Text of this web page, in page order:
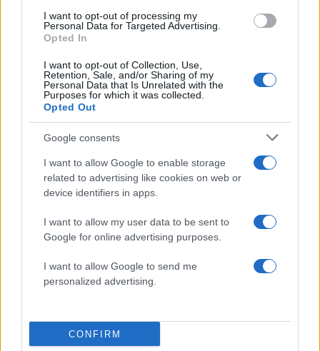
I want to opt-out of processing my
Personal Data for Targeted Advertising.
Opted In
I want to opt-out of Collection, Use,
Retention, Sale, and/or Sharing of my
Personal Data that Is Unrelated with the
Purposes for which it was collected.
Opted Out
Google consents
I want to allow Google to enable storage
related to advertising like cookies on web or
device identifiers in apps.
I want to allow my user data to be sent to
Google for online advertising purposes.
I want to allow Google to send me
personalized advertising.
CONFIRM
ΑΛΕΞΗΣ ΤΣΙΠΡΑΣ
ΠΑΝΟΣ ΣΚΟΥΡΛΕΤΗΣ
ΣΤΕΦΑΝΟΣ ΚΑΣΣΕΛΑΚΗΣ
ΣΥΡΙΖΑ
Ακολουθήστε το Νewsit.gr στοGoogle News
ενημερωθείτε πρώτοι για όλη την ειδησεογραφία και τα
τελευταία νέα
Η Άννα Βίσση ξετρελάθηκε με μπάντα που
πρότεινε συνεργασία
Κωνσταντίνος Αργυρός και Αλεξάνδρα
Μαριζέτα Αντωνοπούλου στο newsit.gr: Οι
“σωτήρες” ανήκουν στο χρονοντούλαπο